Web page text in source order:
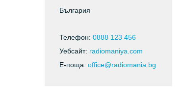
България
Телефон: 0888 123 456
Уебсайт: radiomaniya.com
Е-поща: office@radiomania.bg